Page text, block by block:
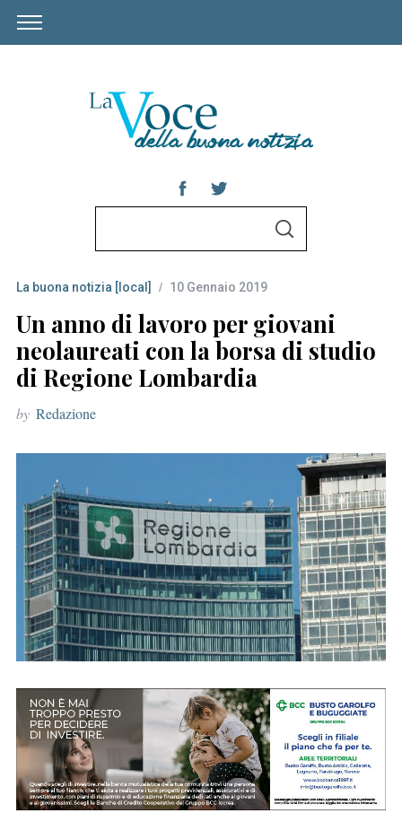
r
c
h
f
o
r
S
La buona notizia [local] 10 Gennaio 2019
Un anno di lavoro per giovani
neolaureati con la borsa di studio
di Regione Lombardia
by Redazione